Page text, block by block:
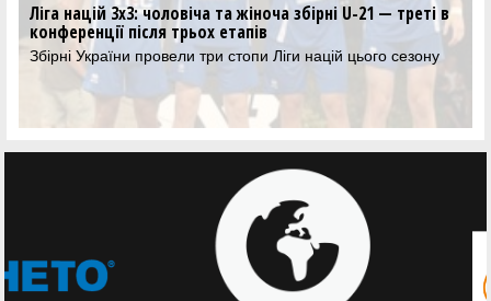
Ліга націй 3х3: чоловіча та жіноча збірні U-21 — треті в
конференції після трьох етапів
Збірні України провели три стопи Ліги націй цього сезону